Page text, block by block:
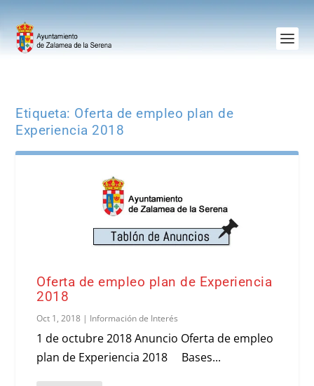
Etiqueta: Oferta de empleo plan de
Experiencia 2018
Oferta de empleo plan de Experiencia
2018
Oct 1, 2018 | Información de Interés
1 de octubre 2018 Anuncio Oferta de empleo
plan de Experiencia 2018 Bases...